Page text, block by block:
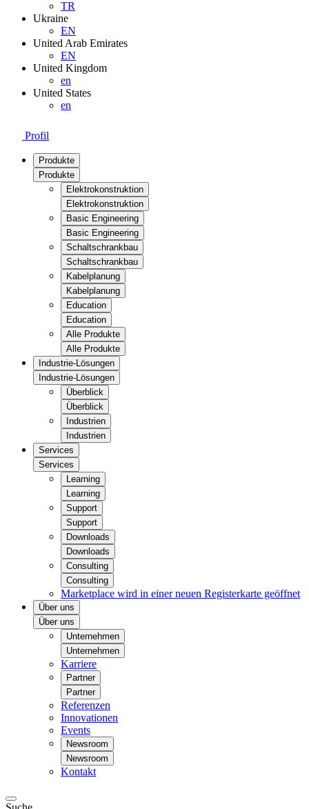
TR
Ukraine
EN
United Arab Emirates
EN
United Kingdom
en
United States
en
Profil
Produkte
Produkte
Elektrokonstruktion
Elektrokonstruktion
Basic Engineering
Basic Engineering
Schaltschrankbau
Schaltschrankbau
Kabelplanung
Kabelplanung
Education
Education
Alle Produkte
Alle Produkte
Industrie-Lösungen
Industrie-Lösungen
Überblick
Überblick
Industrien
Industrien
Services
Services
Learning
Learning
Support
Support
Downloads
Downloads
Consulting
Consulting
Marketplace wird in einer neuen Registerkarte geöffnet
Über uns
Über uns
Unternehmen
Unternehmen
Karriere
Partner
Partner
Referenzen
Innovationen
Events
Newsroom
Newsroom
Kontakt